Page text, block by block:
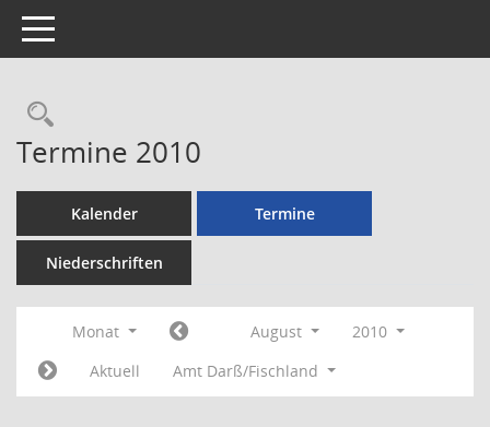
Toggle navigation
Rechercheauswahl
Termine 2010
Kalender Termine
Niederschriften
Monat August
2010
Aktuell
Amt Darß/Fischland